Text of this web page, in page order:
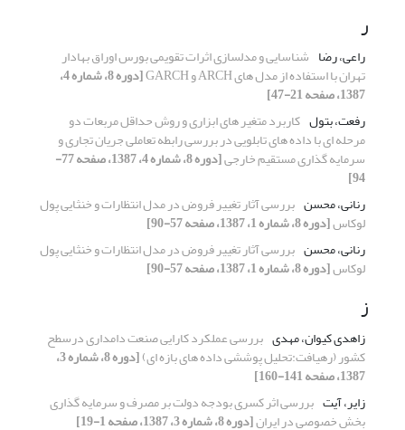
ر
راعی، رضا شناسایی و مدلسازی اثرات تقویمی بورس اوراق بهادار
تهران با استفاده از مدل های ARCH و GARCH [دوره 8، شماره 4،
1387، صفحه 21-47]
رفعت، بتول کاربرد متغیر های ابزاری و روش حداقل مربعات دو
مرحله ای با داده های تابلویی در بررسی رابطه تعاملی جریان تجاری و
سرمایه گذاری مستقیم خارجی [دوره 8، شماره 4، 1387، صفحه 77-
94]
رنانی، محسن بررسی آثار تغییر فروض در مدل انتظارات و خنثایی پول
لوکاس[دوره 8، شماره 1، 1387، صفحه 57-90]
رنانی، محسن بررسی آثار تغییر فروض در مدل انتظارات و خنثایی پول
لوکاس[دوره 8، شماره 1، 1387، صفحه 57-90]
ز
زاهدی کیوان، مهدی بررسی عملکرد کارایی صنعت دامداری درسطح
کشور (رهیافت:تحلیل پوششی داده های بازه ای) [دوره 8، شماره 3،
1387، صفحه 141-160]
زایر، آیت بررسی اثر کسری بودجه دولت بر مصرف و سرمایه گذاری
بخش خصوصی در ایران[دوره 8، شماره 3، 1387، صفحه 1-19]